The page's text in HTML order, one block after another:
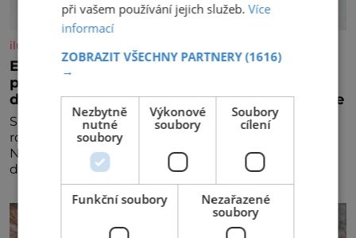
iluxus.cz
Emirates a South African Airways rozšiřují
partnerství. Cestujícím nově zpřístupní
dalších devět destinací v jižní a střední Africe
Společnosti Emirates a South African Airways (SAA)
rozšiřují svou dlouholetou codesharovou spolupráci.
Nová reciproční dohoda zpřístupní cestujícím devět
dalších destinací v jižní a střední Africe a u
při vašem používání jejich služeb.Více
informací
ZOBRAZIT VŠECHNY PARTNERY(1616)
→
Nezbytně
nutné
soubory
Výkonové
soubory
Soubory
cílení
Funkční soubory
Nezařazené
soubory